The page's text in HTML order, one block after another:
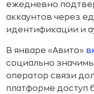
ежедневно
аккаунтов через
идентификации и
В январе «Авито»
социально
оператор связи
платформе доступ